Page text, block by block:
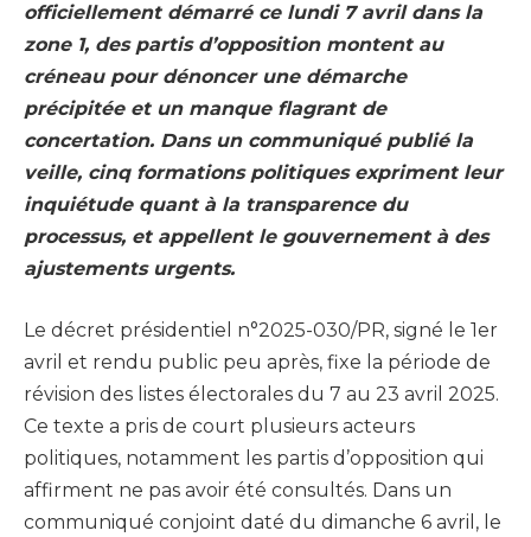
officiellement démarré ce lundi 7 avril dans la
zone 1, des partis d’opposition montent au
créneau pour dénoncer une démarche
précipitée et un manque flagrant de
concertation. Dans un communiqué publié la
veille, cinq formations politiques expriment leur
inquiétude quant à la transparence du
processus, et appellent le gouvernement à des
ajustements urgents.
Le décret présidentiel n°2025-030/PR, signé le 1er
avril et rendu public peu après, fixe la période de
révision des listes électorales du 7 au 23 avril 2025.
Ce texte a pris de court plusieurs acteurs
politiques, notamment les partis d’opposition qui
affirment ne pas avoir été consultés. Dans un
communiqué conjoint daté du dimanche 6 avril, le